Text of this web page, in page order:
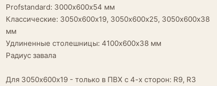
Profstandard: 3000х600х54 мм
Классические: 3050х600х19, 3050х600х25, 3050х600х38
мм
Удлиненные столешницы: 4100х600х38 мм
Радиус завала
Для 3050х600х19 - только в ПВХ с 4-х сторон: R9, R3